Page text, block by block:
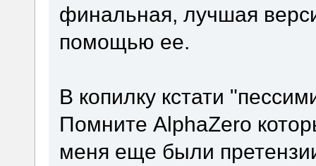
финальная, лучшая
помощью ее.
В копилку кстати
Помните AlphaZero
меня еще были